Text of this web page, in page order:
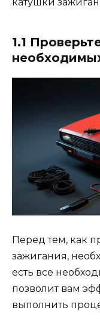
1.1
Перед тем, как
зажигания,
есть все
позволит вам
выполнить